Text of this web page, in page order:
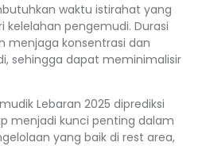
waktu istirahat yang
pengemudi. Durasi
menjaga konsentrasi dan
sehingga dapat meminimalisir
Lebaran 2025 diprediksi
menjadi kunci penting dalam
yang baik di rest area,